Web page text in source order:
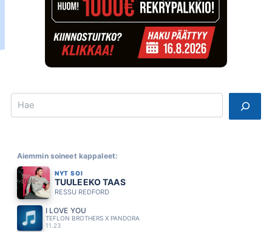
Search
Aiemmin soineet kappaleet:
NYT SOI
TUULEEKO TAAS
RESSU REDFORD
I LOVE YOU
TEFLON BROTHERS X PANDORA
11.23